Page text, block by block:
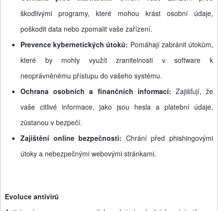
škodlivými programy, které mohou krást osobní údaje,
poškodit data nebo zpomalit vaše zařízení.
Prevence kybernetických útoků: Pomáhají zabránit útokům,
které by mohly využít zranitelnosti v software k
neoprávněnému přístupu do vašeho systému.
Ochrana osobních a finančních informací: Zajišťují, že
vaše citlivé informace, jako jsou hesla a platební údaje,
zůstanou v bezpečí.
Zajištění online bezpečnosti: Chrání před phishingovými
útoky a nebezpečnými webovými stránkami.
Evoluce antivirů